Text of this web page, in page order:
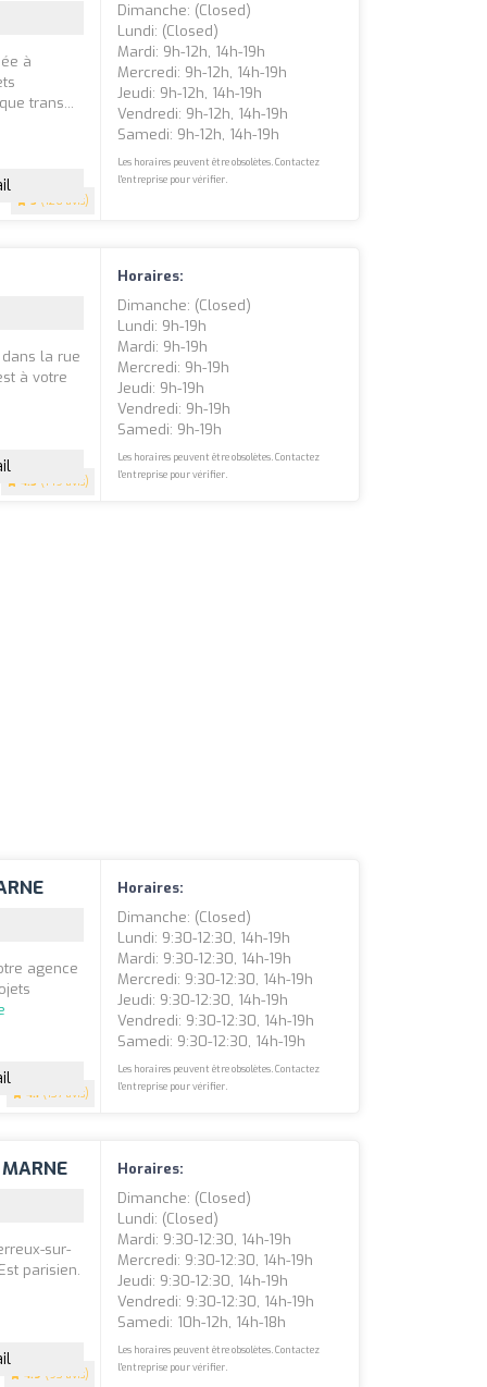
5 (126 avis)
à
trans...
Dimanche: (closed)
Lundi: (closed)
Mardi: 9h-12h, 14h-19h
Mercredi: 9h-12h, 14h-19h
Jeudi: 9h-12h, 14h-19h
Vendredi: 9h-12h, 14h-19h
Samedi: 9h-12h, 14h-19h
Les horaires peuvent être obsolètes. Contactez
l'entreprise pour vérifier.
4.5 (149 avis)
la rue
à votre
Horaires:
Dimanche: (closed)
Lundi: 9h-19h
Mardi: 9h-19h
Mercredi: 9h-19h
Jeudi: 9h-19h
Vendredi: 9h-19h
Samedi: 9h-19h
Les horaires peuvent être obsolètes. Contactez
l'entreprise pour vérifier.
4.1 (137 avis)
agence
Horaires:
Dimanche: (closed)
Lundi: 9:30-12:30, 14h-19h
Mardi: 9:30-12:30, 14h-19h
Mercredi: 9:30-12:30, 14h-19h
Jeudi: 9:30-12:30, 14h-19h
Vendredi: 9:30-12:30, 14h-19h
Samedi: 9:30-12:30, 14h-19h
Les horaires peuvent être obsolètes. Contactez
l'entreprise pour vérifier.
4.9 (93 avis)
sur-
parisien.
Horaires:
Dimanche: (closed)
Lundi: (closed)
Mardi: 9:30-12:30, 14h-19h
Mercredi: 9:30-12:30, 14h-19h
Jeudi: 9:30-12:30, 14h-19h
Vendredi: 9:30-12:30, 14h-19h
Samedi: 10h-12h, 14h-18h
Les horaires peuvent être obsolètes. Contactez
l'entreprise pour vérifier.